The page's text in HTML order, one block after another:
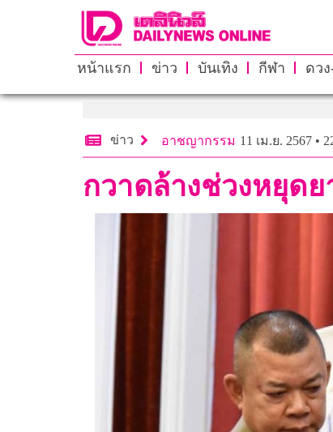
หน้าแรก ข่าว บันเทิง กีฬา ดว
ข่าว อาชญากรรม 11 เม.ย. 2567 •
กวาดล้างช่วงหยุดย